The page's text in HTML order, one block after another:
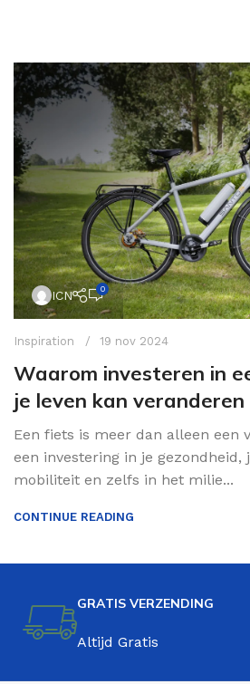
ICN 0
Inspiration 19 nov 2024
Waarom investeren in
je leven kan veranderen
Een fiets is meer dan alleen een
een investering in je gezondheid,
mobiliteit en zelfs in het milie...
CONTINUE READING
GRATIS VERZENDING
Altijd Gratis